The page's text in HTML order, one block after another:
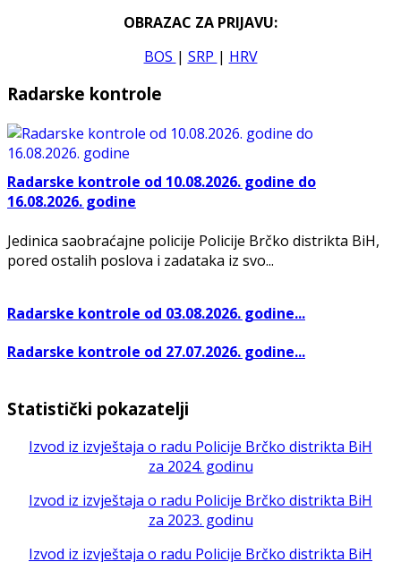
OBRAZAC ZA PRIJAVU:
BOS | SRP | HRV
Radarske kontrole
Radarske kontrole od 10.08.2026. godine do
16.08.2026. godine
Jedinica saobraćajne policije Policije Brčko distrikta BiH,
pored ostalih poslova i zadataka iz svo...
Radarske kontrole od 03.08.2026. godine...
Radarske kontrole od 27.07.2026. godine...
Statistički pokazatelji
Izvod iz izvještaja o radu Policije Brčko distrikta BiH
za 2024. godinu
Izvod iz izvještaja o radu Policije Brčko distrikta BiH
za 2023. godinu
Izvod iz izvještaja o radu Policije Brčko distrikta BiH